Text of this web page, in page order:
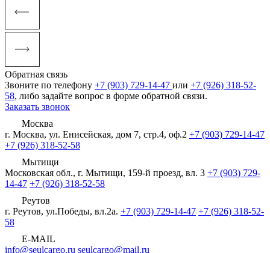
Обратная связь
Звоните по телефону +7 (903) 729-14-47 или +7 (926) 318-52-
58, либо задайте вопрос в форме обратной связи.
Заказать звонок
Москва
г. Москва, ул. Енисейская, дом 7, стр.4, оф.2 +7 (903) 729-14-47
+7 (926) 318-52-58
Мытищи
Московская обл., г. Мытищи, 159-й проезд, вл. 3 +7 (903) 729-
14-47 +7 (926) 318-52-58
Реутов
г. Реутов, ул.Победы, вл.2а. +7 (903) 729-14-47 +7 (926) 318-52-
58
E-MAIL
info@seulcargo.ru seulcargo@mail.ru